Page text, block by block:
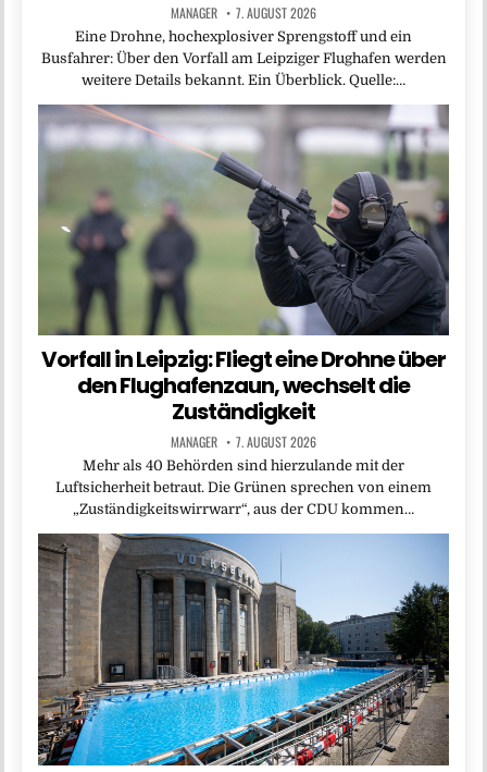
MANAGER 7. AUGUST 2026
Eine Drohne, hochexplosiver Sprengstoff und ein
Busfahrer: Über den Vorfall am Leipziger Flughafen werden
weitere Details bekannt. Ein Überblick. Quelle:…
Vorfall in Leipzig: Fliegt eine Drohne über
den Flughafenzaun, wechselt die
Zuständigkeit
MANAGER 7. AUGUST 2026
Mehr als 40 Behörden sind hierzulande mit der
Luftsicherheit betraut. Die Grünen sprechen von einem
„Zuständigkeitswirrwarr“, aus der CDU kommen…